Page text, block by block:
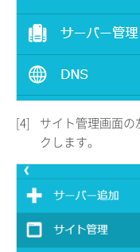
[4]
サイト管理画面
クします。